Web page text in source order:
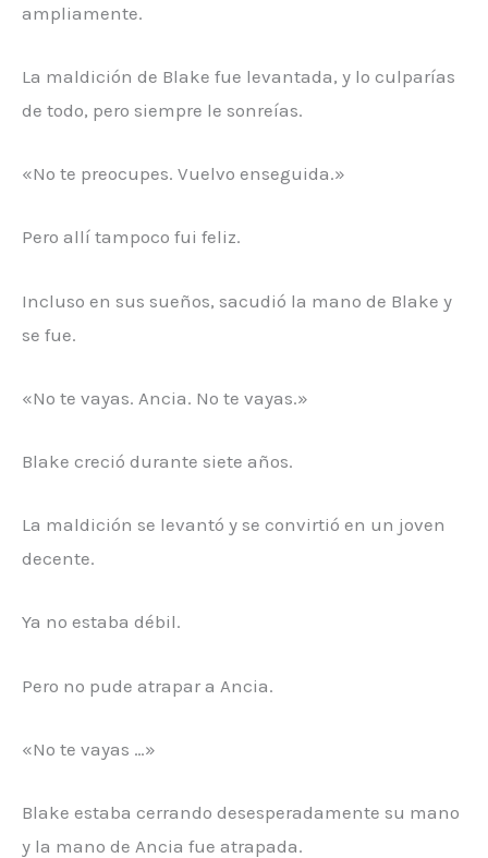
ampliamente.
La maldición de Blake fue levantada, y lo culparías
de todo, pero siempre le sonreías.
«No te preocupes. Vuelvo enseguida.»
Pero allí tampoco fui feliz.
Incluso en sus sueños, sacudió la mano de Blake y
se fue.
«No te vayas. Ancia. No te vayas.»
Blake creció durante siete años.
La maldición se levantó y se convirtió en un joven
decente.
Ya no estaba débil.
Pero no pude atrapar a Ancia.
«No te vayas …»
Blake estaba cerrando desesperadamente su mano
y la mano de Ancia fue atrapada.